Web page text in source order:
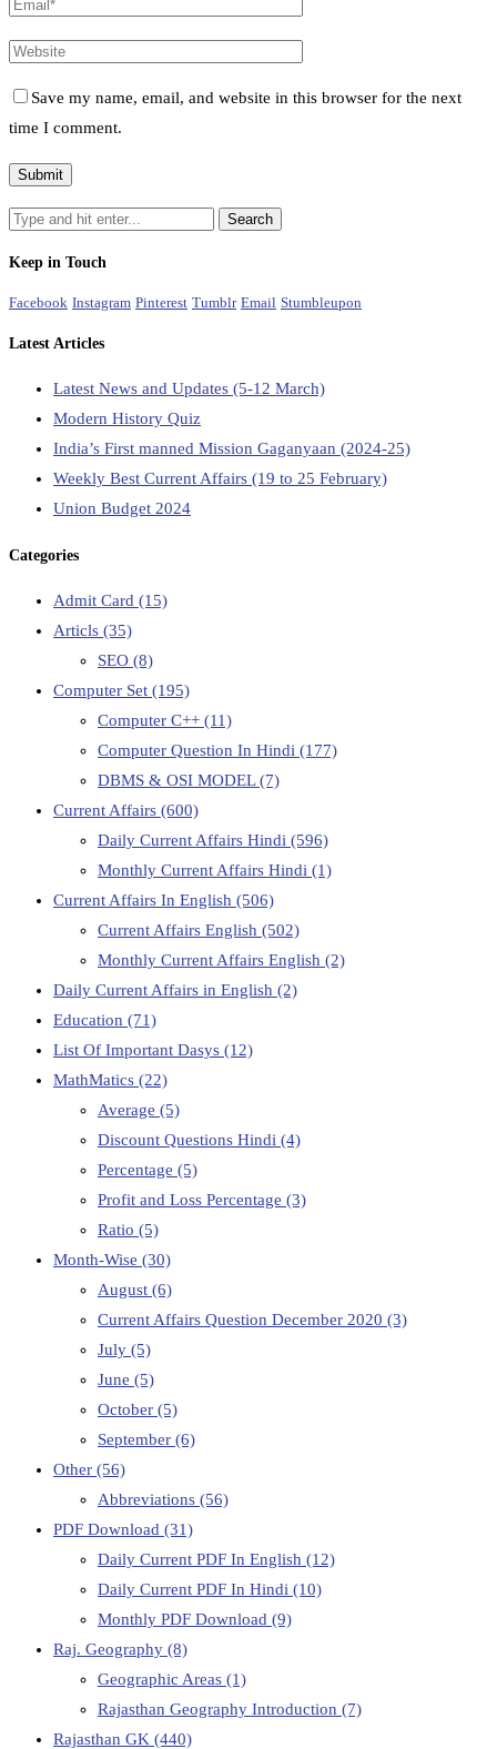
Save my name, email, and website in this browser for the next
time I comment.
Keep in Touch
Facebook Instagram Pinterest Tumblr Email Stumbleupon
Latest Articles
Latest News and Updates (5-12 March)
Modern History Quiz
India’s First manned Mission Gaganyaan (2024-25)
Weekly Best Current Affairs (19 to 25 February)
Union Budget 2024
Categories
Admit Card (15)
Articls (35)
SEO (8)
Computer Set (195)
Computer C++ (11)
Computer Question In Hindi (177)
DBMS & OSI MODEL(7)
Current Affairs (600)
Daily Current Affairs Hindi (596)
Monthly Current Affairs Hindi (1)
Current Affairs In English (506)
Current Affairs English (502)
Monthly Current Affairs English (2)
Daily Current Affairs in English (2)
Education (71)
List Of Important Dasys (12)
MathMatics (22)
Average (5)
Discount Questions Hindi (4)
Percentage (5)
Profit and Loss Percentage (3)
Ratio (5)
Month-Wise (30)
August (6)
Current Affairs Question December 2020 (3)
July (5)
June (5)
October (5)
September (6)
Other (56)
Abbreviations (56)
PDF Download (31)
Daily Current PDF In English (12)
Daily Current PDF In Hindi (10)
Monthly PDF Download (9)
Raj. Geography (8)
Geographic Areas (1)
Rajasthan Geography Introduction (7)
Rajasthan GK (440)